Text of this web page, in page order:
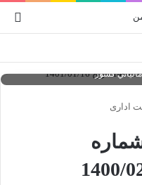
اداری
200/1400/505 –